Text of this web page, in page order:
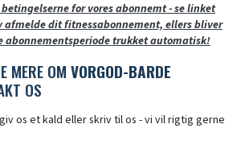
for vores abonnemt - se linket
afmelde dit fitnessabonnement, ellers bliver
abonnementsperiode trukket automatisk!
MERE OM VORGOD-BARDE
OS
os et kald eller skriv til os - vi vil rigtig gerne